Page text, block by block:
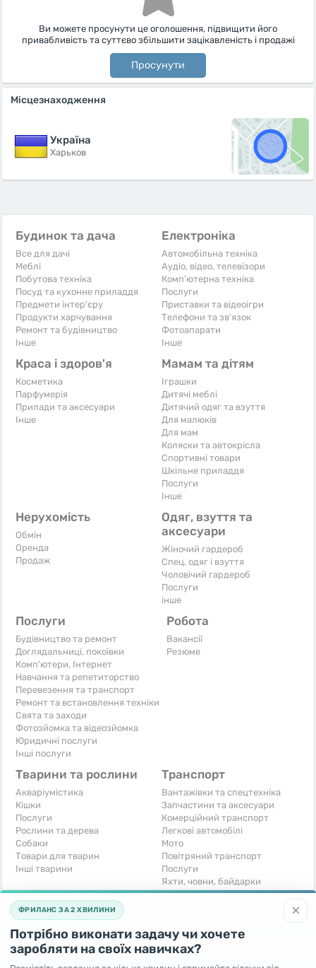
Ви можете просунути це оголошення, підвищити його
привабливість та суттєво збільшити зацікавленість і продажі
Просунути
Місцезнаходження
Україна
Харьков
Будинок та дача
Все для дачі
Меблі
Побутова техніка
Посуд та кухонне приладдя
Предмети інтер'єру
Продукти харчування
Ремонт та будівництво
Iнше
Електроніка
Автомобільна техніка
Аудіо, відео, телевізори
Комп'ютерна техніка
Послуги
Приставки та відеоігри
Телефони та зв'язок
Фотоапарати
Iнше
Краса і здоров'я
Косметика
Парфумерія
Прилади та аксесуари
Iнше
Мамам та дітям
Іграшки
Дитячі меблі
Дитячий одяг та взуття
Для малюків
Для мам
Коляски та автокрісла
Спортивні товари
Шкільне приладдя
Послуги
Iнше
Нерухомість
Обмін
Оренда
Продаж
Одяг, взуття та
аксесуари
Жіночий гардероб
Спец. одяг і взуття
Чоловічий гардероб
Послуги
інше
Послуги
Будівництво та ремонт
Доглядальниці, покоївки
Комп'ютери, Інтернет
Навчання та репетиторство
Перевезення та транспорт
Ремонт та встановлення техніки
Свята та заходи
Фотозйомка та відеозйомка
Юридичні послуги
Інші послуги
Робота
Вакансії
Резюме
Тварини та рослини
Акваріумістика
Кішки
Послуги
Рослини та дерева
Собаки
Товари для тварин
Інші тварини
Транспорт
Вантажівки та спецтехніка
Запчастини та аксесуари
Комерційний транспорт
Легкові автомобілі
Мото
Повітряний транспорт
Послуги
Яхти, човни, байдарки
Інші транспортні засоби
Хобі та відпочинок
Книги та журнали
Музичні інструменти
Полювання та рибальство
Готовий бізнес
Устаткування для бізнесу
×
ФРИЛАНС ЗА 2 ХВИЛИНИ
Потрібно виконати задачу чи хочете
заробляти на своїх навичках?